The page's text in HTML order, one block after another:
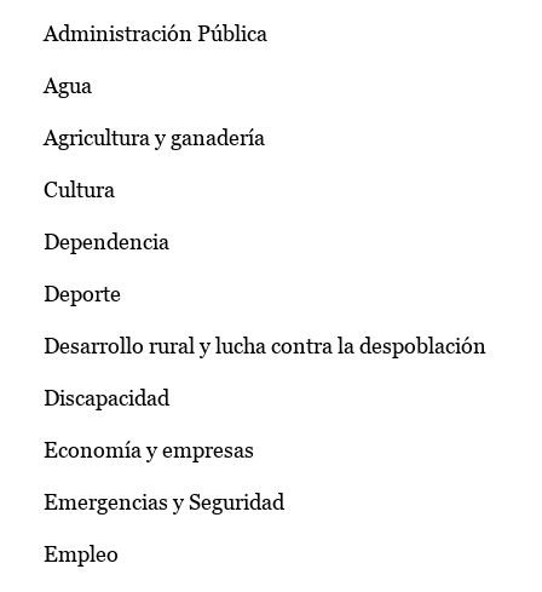
Administración Pública
Agua
Agricultura y ganadería
Cultura
Dependencia
Deporte
Desarrollo rural y lucha contra la despoblación
Discapacidad
Economía y empresas
Emergencias y Seguridad
Empleo